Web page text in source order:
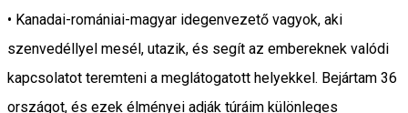
• Kanadai-romániai-magyar idegenvezető vagyok, aki
szenvedéllyel mesél, utazik, és segít az embereknek valódi
kapcsolatot teremteni a meglátogatott helyekkel. Bejártam 36
országot, és ezek élményei adják túráim különleges